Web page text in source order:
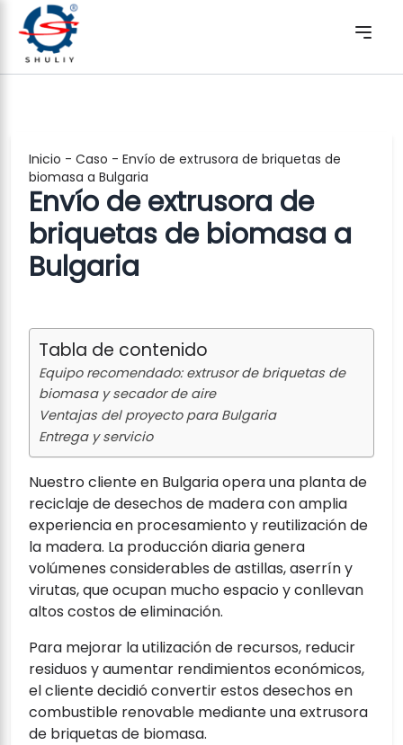
Inicio - Caso - Envío de extrusora de briquetas de
biomasa a Bulgaria
Envío de extrusora de
briquetas de biomasa a
Bulgaria
Tabla de contenido
Equipo recomendado: extrusor de briquetas de
biomasa y secador de aire
Ventajas del proyecto para Bulgaria
Entrega y servicio
Nuestro cliente en Bulgaria opera una planta de
reciclaje de desechos de madera con amplia
experiencia en procesamiento y reutilización de
la madera. La producción diaria genera
volúmenes considerables de astillas, aserrín y
virutas, que ocupan mucho espacio y conllevan
altos costos de eliminación.
Para mejorar la utilización de recursos, reducir
residuos y aumentar rendimientos económicos,
el cliente decidió convertir estos desechos en
combustible renovable mediante una extrusora
de briquetas de biomasa.